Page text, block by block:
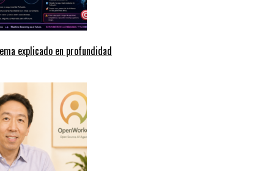
explicado en profundidad